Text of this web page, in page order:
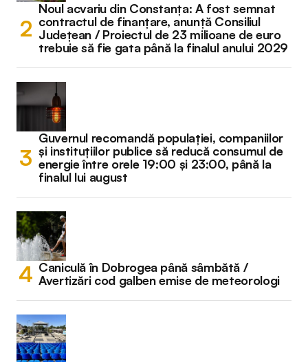
Noul acvariu din Constanța: A fost semnat
contractul de finanțare, anunță Consiliul
Județean / Proiectul de 23 milioane de euro
trebuie să fie gata până la finalul anului 2029
Guvernul recomandă populației, companiilor
și instituțiilor publice să reducă consumul de
energie între orele 19:00 și 23:00, până la
finalul lui august
Caniculă în Dobrogea până sâmbătă /
Avertizări cod galben emise de meteorologi